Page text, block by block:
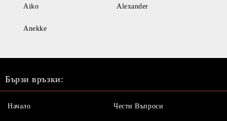
Aiko Alexander
Anekke
Бързи връзки:
Начало Чести Въпроси